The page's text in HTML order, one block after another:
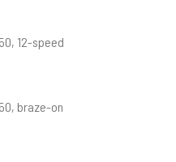
12-speed
braze-on